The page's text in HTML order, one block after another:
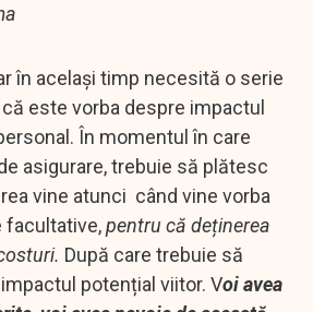
în același timp necesită o serie
este vorba despre impactul
În momentul în care
asigurare, trebuie să plătesc
vine atunci când vine vorba
facultative,pentru că deținerea
După care trebuie să
potențial viitor. Voi avea